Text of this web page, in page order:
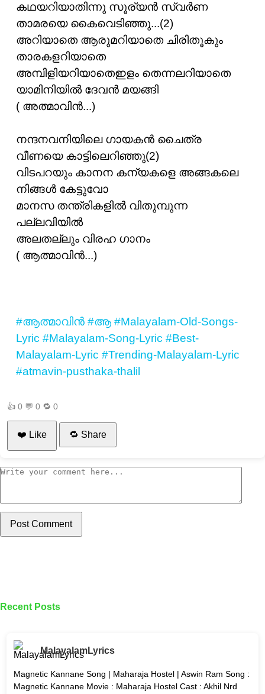
കഥയറിയാതിന്നു സൂര്യന്‍ സ്വര്‍ണ
താമരയെ കൈവെടിഞ്ഞു...(2)
അറിയാതെ ആരുമറിയാതെ ചിരിതൂകും
താരകളറിയാതെ
അമ്പിളിയറിയാതെഇളം തെന്നലറിയാതെ
യാമിനിയില്‍ ദേവന്‍ മയങ്ങി
( അത്മാവിന്‍...)
നന്ദനവനിയിലെ ഗായകന്‍ ചൈത്ര
വീണയെ കാട്ടിലെറിഞ്ഞു(2)
വിടപറയും കാനന കന്യകളെ അങ്ങകലെ
നിങ്ങള്‍ കേട്ടുവോ
മാനസ തന്ത്രികളില്‍ വിതുമ്പുന്ന
പല്ലവിയില്‍
അലതല്ലും വിരഹ ഗാനം
( ആത്മാവിന്‍...)
#ആത്മാവിന്‍ #ആ #Malayalam-Old-Songs-
Lyric #Malayalam-Song-Lyric #Best-
Malayalam-Lyric #Trending-Malayalam-Lyric
#atmavin-pusthaka-thalil
👍 0 💬 0 🔁 0
❤️ Like 🔁 Share
Post Comment
Recent Posts
MalayalamLyrics
Magnetic Kannane Song | Maharaja Hostel | Aswin Ram Song :
Magnetic Kannane Movie : Maharaja Hostel Cast : Akhil Nrd